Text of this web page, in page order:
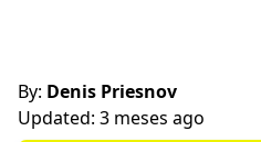
By: Denis Priesnov
Updated: 3 meses ago